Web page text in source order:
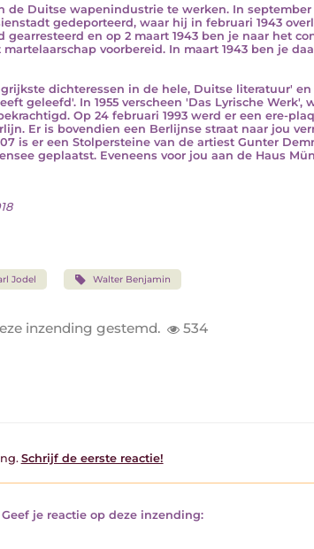
de Duitse wapenindustrie te werken. In september
gedeporteerd, waar hij in februari 1943
en op 2 maart 1943 ben je naar het
voorbereid. In maart 1943 ben je
dichteressen in de hele, Duitse literatuur'
geleefd'. In 1955 verscheen 'Das Lyrische Werk',
Op 24 februari 1993 werd er een ere-
Er is bovendien een Berlijnse straat naar jou
is er een Stolpersteine van de artiest Gunter
geplaatst. Eveneens voor jou aan de Haus
Jodel Walter Benjamin
inzending gestemd. 534
Schrijf de eerste reactie!
Geef je reactie op deze inzending: